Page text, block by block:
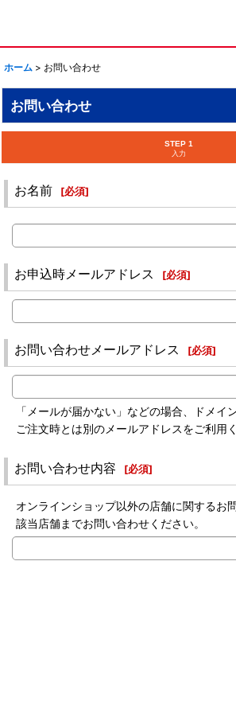
ホーム > お問い合わせ
お問い合わせ
STEP 1
入力
お名前 [必須]
お申込時メールアドレス [必須]
お問い合わせメールアドレス [必須]
「メールが届かない」などの場合、ドメ
ご注文時とは別のメールアドレスをご利用
お問い合わせ内容 [必須]
オンラインショップ以外の店舗に関するお
該当店舗までお問い合わせください。